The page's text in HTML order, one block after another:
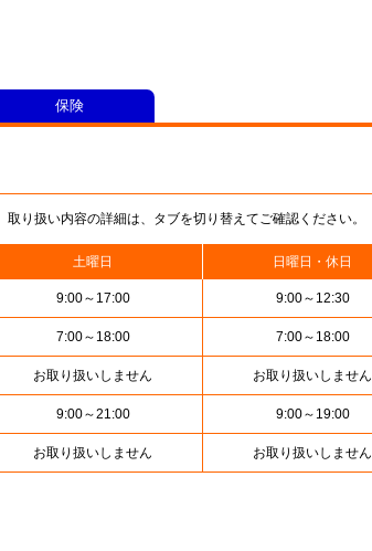
り扱い内容の詳細は、タブを切り替えてご確認ください。
土曜日 日曜日・休日
9:00～17:00 9:00～12:30
7:00～18:00 7:00～18:00
お取り扱いしません お取り扱いしません
9:00～21:00 9:00～19:00
お取り扱いしません お取り扱いしません
保険